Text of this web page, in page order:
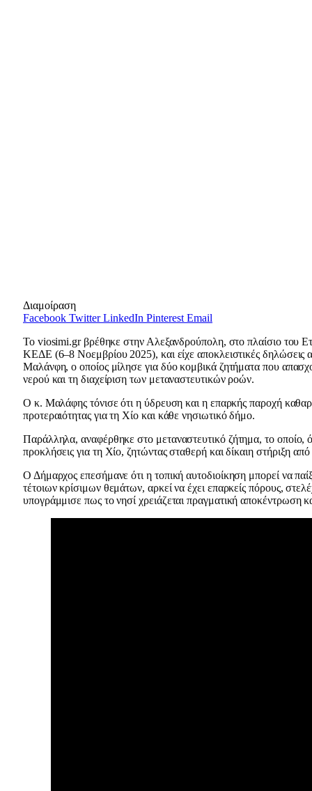
Διαμοίραση
Facebook Twitter LinkedIn Pinterest Email
Το viosimi.gr βρέθηκε στην Αλεξανδρούπολη, στο πλαίσιο του
ΚΕΔΕ (6–8 Νοεμβρίου 2025), και είχε αποκλειστικές δηλώσεις
Μαλάνφη, ο οποίος μίλησε για δύο κομβικά ζητήματα που
νερού και τη διαχείριση των μεταναστευτικών ροών.
Ο κ. Μαλάφης τόνισε ότι η ύδρευση και η επαρκής παροχή
προτεραιότητας για τη Χίο και κάθε νησιωτικό δήμο.
Παράλληλα, αναφέρθηκε στο μεταναστευτικό ζήτημα, το οποίο,
προκλήσεις για τη Χίο, ζητώντας σταθερή και δίκαιη στήριξη
Ο Δήμαρχος επεσήμανε ότι η τοπική αυτοδιοίκηση μπορεί να
τέτοιων κρίσιμων θεμάτων, αρκεί να έχει επαρκείς πόρους,
υπογράμμισε πως το νησί χρειάζεται πραγματική αποκέντρωση